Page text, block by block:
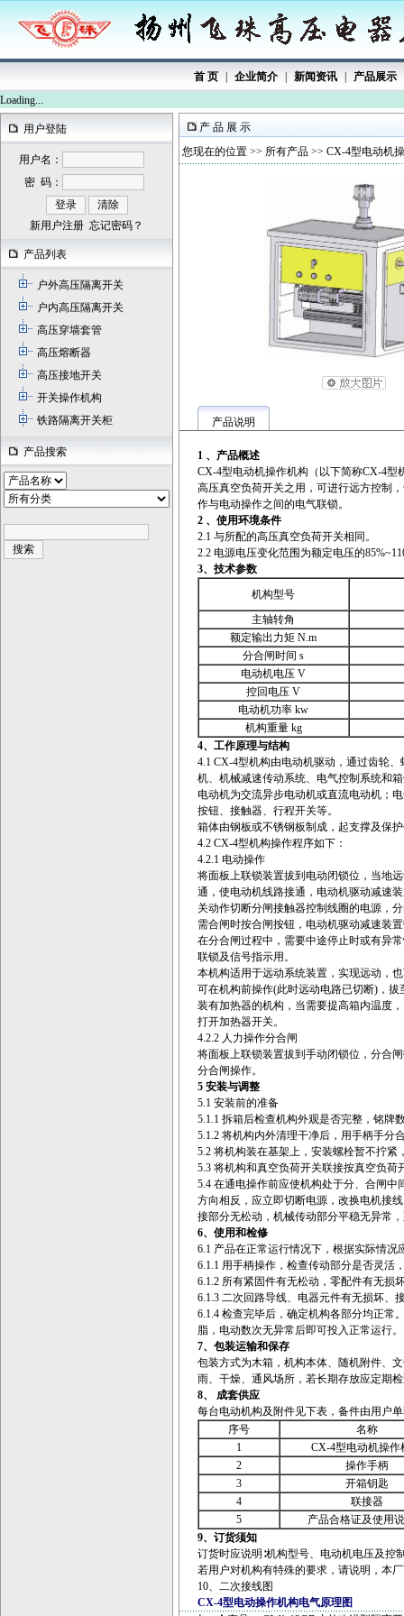
首 页 企业简介 新闻资讯 产品展示
Loading...
用户登陆
用户名：
密 码：
新用户注册 忘记密码？
产品列表
户外高压隔离开关
户内高压隔离开关
高压穿墙套管
高压熔断器
高压接地开关
开关操作机构
铁路隔离开关柜
产品搜索
产 品 展 示
您现在的位置 >> 所有产品 >> CX-4型电动机
产品说明
1 、
产品概述
CX-4型电动机操作机构（以下简称CX-4型
高压真空负荷开关之用，可进行远方控制
作与电动操作之间的电气联锁。
2 、 使用环境条件
2.1 与所配的高压真空负荷开关相同。
2.2 电源电压变化范围为额定电压的
3、 技术参数
机构型号
主轴转角
额定输出力矩 N.m
分合闸时间 s
电动机电压 V
控回电压 V
电动机功率 kw
机构重量 kg
4、 工作原理与结构
4.1 CX-4型机构由电动机驱动，通过齿轮
机、机械减速传动系统、电气控制系统和
电动机为交流异步电动机或直流电动机；
按钮、接触器、行程开关等。
箱体由钢板或不锈钢板制成，起支撑及保
4.2 CX-4型机构操作程序如下：
4.2.1 电动操作
将面板上联锁装置拔到电动闭锁位，当地
通，使电动机线路接通，电动机驱动减速
关动作切断分闸接触器控制线圈的电源，
需合闸时按合闸按钮，电动机驱动减速装
在分合闸过程中，需要中途停止时或有异
联锁及信号指示用。
本机构适用于远动系统装置，实现远动，
可在机构前操作(此时远动电路已切断)，
装有加热器的机构，当需要提高箱内温度
打开加热器开关。
4.2.2 人力操作分合闸
将面板上联锁装置拔到手动闭锁位，分合
分合闸操作。
5 安装与调整
5.1 安装前的准备
5.1.1 拆箱后检查机构外观是否完整，铭牌
5.1.2 将机构内外清理干净后，用手柄手分
5.2 将机构装在基架上，安装螺栓暂不拧
5.3 将机构和真空负荷开关联接按真空负荷
5.4 在通电操作前应使机构处于分、合闸
方向相反，应立即切断电源，改换电机接
接部分无松动，机械传动部分平稳无异常
6、 使用和检修
6.1 产品在正常运行情况下，根据实际情况
6.1.1 用手柄操作，检查传动部分是否灵活
6.1.2 所有紧固件有无松动，零配件有无损
6.1.3 二次回路导线、电器元件有无损坏、
6.1.4 检查完毕后，确定机构各部分均正常
脂，电动数次无异常后即可投入正常运行。
7、 包装运输和保存
包装方式为木箱，机构本体、随机附件、
雨、干燥、通风场所，若长期存放应定期
8、 成套供应
每台电动机构及附件见下表，备件由用户
序号
名称
1
CX-4型电动机操作
2
操作手柄
3
开箱钥匙
4
联接器
5
产品合格证及使用
9、 订货须知
订货时应说明∶机构型号、电动机电压及控
若用户对机构有特殊的要求，请说明，本
10、二次接线图
CX-4型电动操作机构电气原理图